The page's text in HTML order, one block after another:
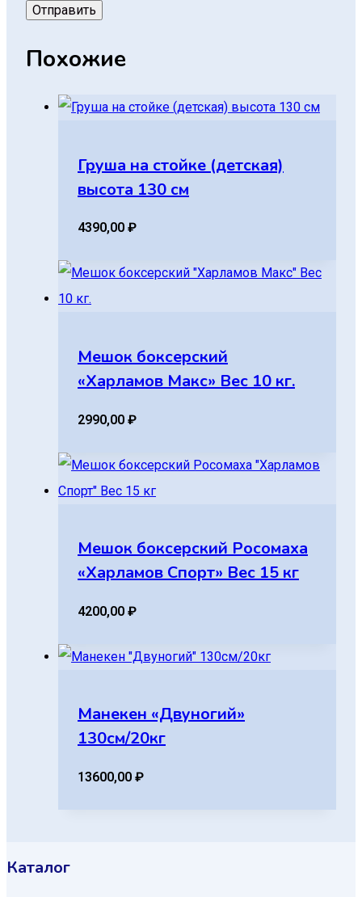
Похожие
Груша на стойке (детская)
высота 130 см
4390,00 ₽
Мешок боксерский
«Харламов Макс» Вес 10 кг.
2990,00 ₽
Мешок боксерский Росомаха
«Харламов Спорт» Вес 15 кг
4200,00 ₽
Манекен «Двуногий»
130см/20кг
13600,00 ₽
Каталог